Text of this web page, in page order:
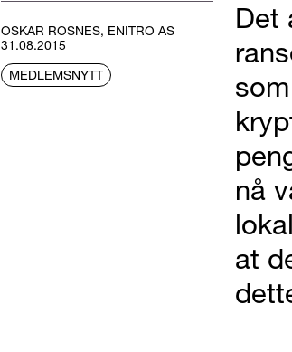
OSKAR ROSNES, ENITRO AS
31.08.2015
MEDLEMSNYTT
Det
nå
at